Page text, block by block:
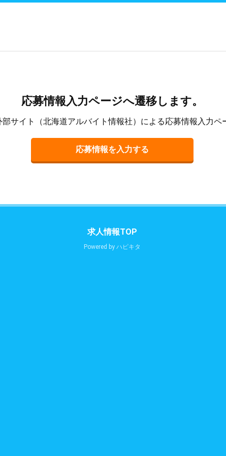
応募情報入力ページへ遷移します。
サイト（北海道アルバイト情報社）による応募情報入力ペ
応募情報を入力する
求人情報TOP
Powered by ハピキタ